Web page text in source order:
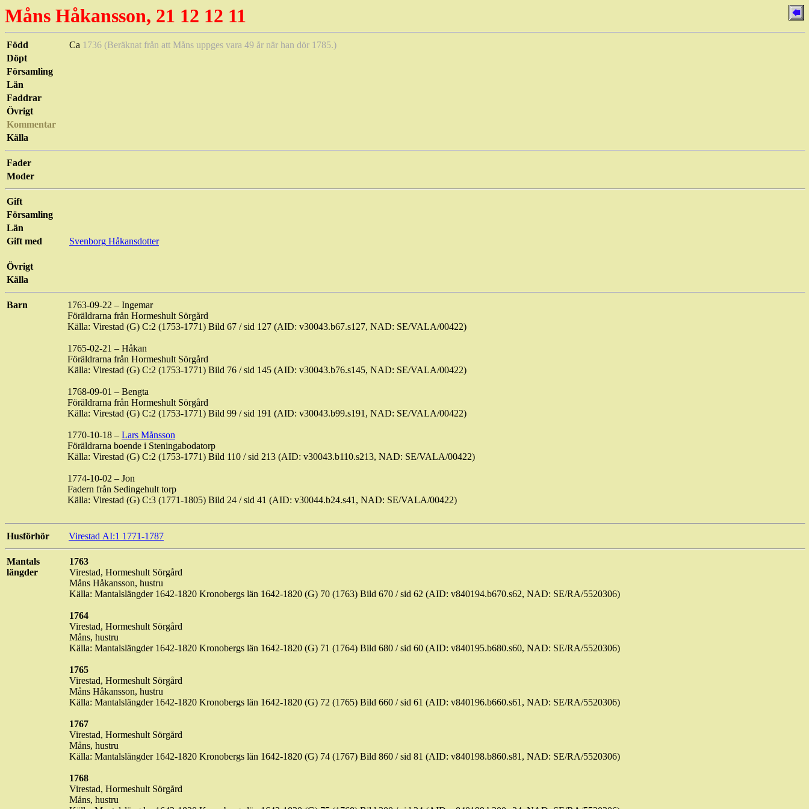
Måns Håkansson, 21 12 12 11
Född Ca 1736 (Beräknat från att Måns uppges vara 49 år när han dör 1785.)
Döpt
Församling
Län
Faddrar
Övrigt
Kommentar
Källa
Fader
Moder
Gift
Församling
Län
Gift med
Svenborg Håkansdotter
Övrigt
Källa
Barn
1763-09-22 – Ingemar
Föräldrarna från Hormeshult Sörgård
Källa: Virestad (G) C:2 (1753-1771) Bild 67 / sid 127 (AID: v30043.b67.s127, NAD: SE/VALA/00422)
1765-02-21 – Håkan
Föräldrarna från Hormeshult Sörgård
Källa: Virestad (G) C:2 (1753-1771) Bild 76 / sid 145 (AID: v30043.b76.s145, NAD: SE/VALA/00422)
1768-09-01 – Bengta
Föräldrarna från Hormeshult Sörgård
Källa: Virestad (G) C:2 (1753-1771) Bild 99 / sid 191 (AID: v30043.b99.s191, NAD: SE/VALA/00422)
1770-10-18 – Lars Månsson
Föräldrarna boende i Steningabodatorp
Källa: Virestad (G) C:2 (1753-1771) Bild 110 / sid 213 (AID: v30043.b110.s213, NAD: SE/VALA/00422)
1774-10-02 – Jon
Fadern från Sedingehult torp
Källa: Virestad (G) C:3 (1771-1805) Bild 24 / sid 41 (AID: v30044.b24.s41, NAD: SE/VALA/00422)
Husförhör Virestad AI:1 1771-1787
Mantals
längder
1763
Virestad, Hormeshult Sörgård
Måns Håkansson, hustru
Källa: Mantalslängder 1642-1820 Kronobergs län 1642-1820 (G) 70 (1763) Bild 670 / sid 62 (AID: v840194.b670.s62, NAD: SE/RA/5520306)
1764
Virestad, Hormeshult Sörgård
Måns, hustru
Källa: Mantalslängder 1642-1820 Kronobergs län 1642-1820 (G) 71 (1764) Bild 680 / sid 60 (AID: v840195.b680.s60, NAD: SE/RA/5520306)
1765
Virestad, Hormeshult Sörgård
Måns Håkansson, hustru
Källa: Mantalslängder 1642-1820 Kronobergs län 1642-1820 (G) 72 (1765) Bild 660 / sid 61 (AID: v840196.b660.s61, NAD: SE/RA/5520306)
1767
Virestad, Hormeshult Sörgård
Måns, hustru
Källa: Mantalslängder 1642-1820 Kronobergs län 1642-1820 (G) 74 (1767) Bild 860 / sid 81 (AID: v840198.b860.s81, NAD: SE/RA/5520306)
1768
Virestad, Hormeshult Sörgård
Måns, hustru